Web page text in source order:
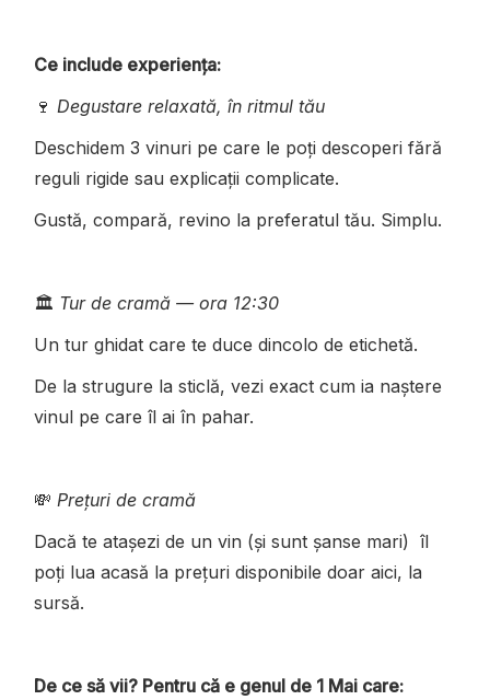
Ce include experiența:
🍷Degustare relaxată, în ritmul tău
Deschidem 3 vinuri pe care le poți descoperi fără
reguli rigide sau explicații complicate.
Gustă, compară, revino la preferatul tău. Simplu.
🏛 Tur de cramă — ora 12:30
Un tur ghidat care te duce dincolo de etichetă.
De la strugure la sticlă, vezi exact cum ia naștere
vinul pe care îl ai în pahar.
💸Prețuri de cramă
Dacă te atașezi de un vin (și sunt șanse mari) îl
poți lua acasă la prețuri disponibile doar aici, la
sursă.
De ce să vii? Pentru că e genul de 1 Mai care: